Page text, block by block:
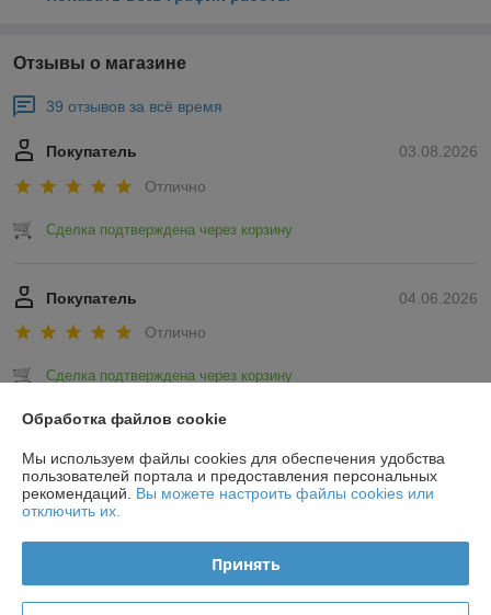
Отзывы о магазине
39 отзывов за всё время
03.08.2026
Покупатель
Отлично
Сделка подтверждена через корзину
04.06.2026
Покупатель
Отлично
Сделка подтверждена через корзину
Показать все отзывы
О нас
Доставка и оплата
Обработка файлов cookie
Мы используем файлы cookies для обеспечения удобства
пользователей портала и предоставления персональных
рекомендаций. Вы можете настроить файлы cookies или
отключить их.
Принять